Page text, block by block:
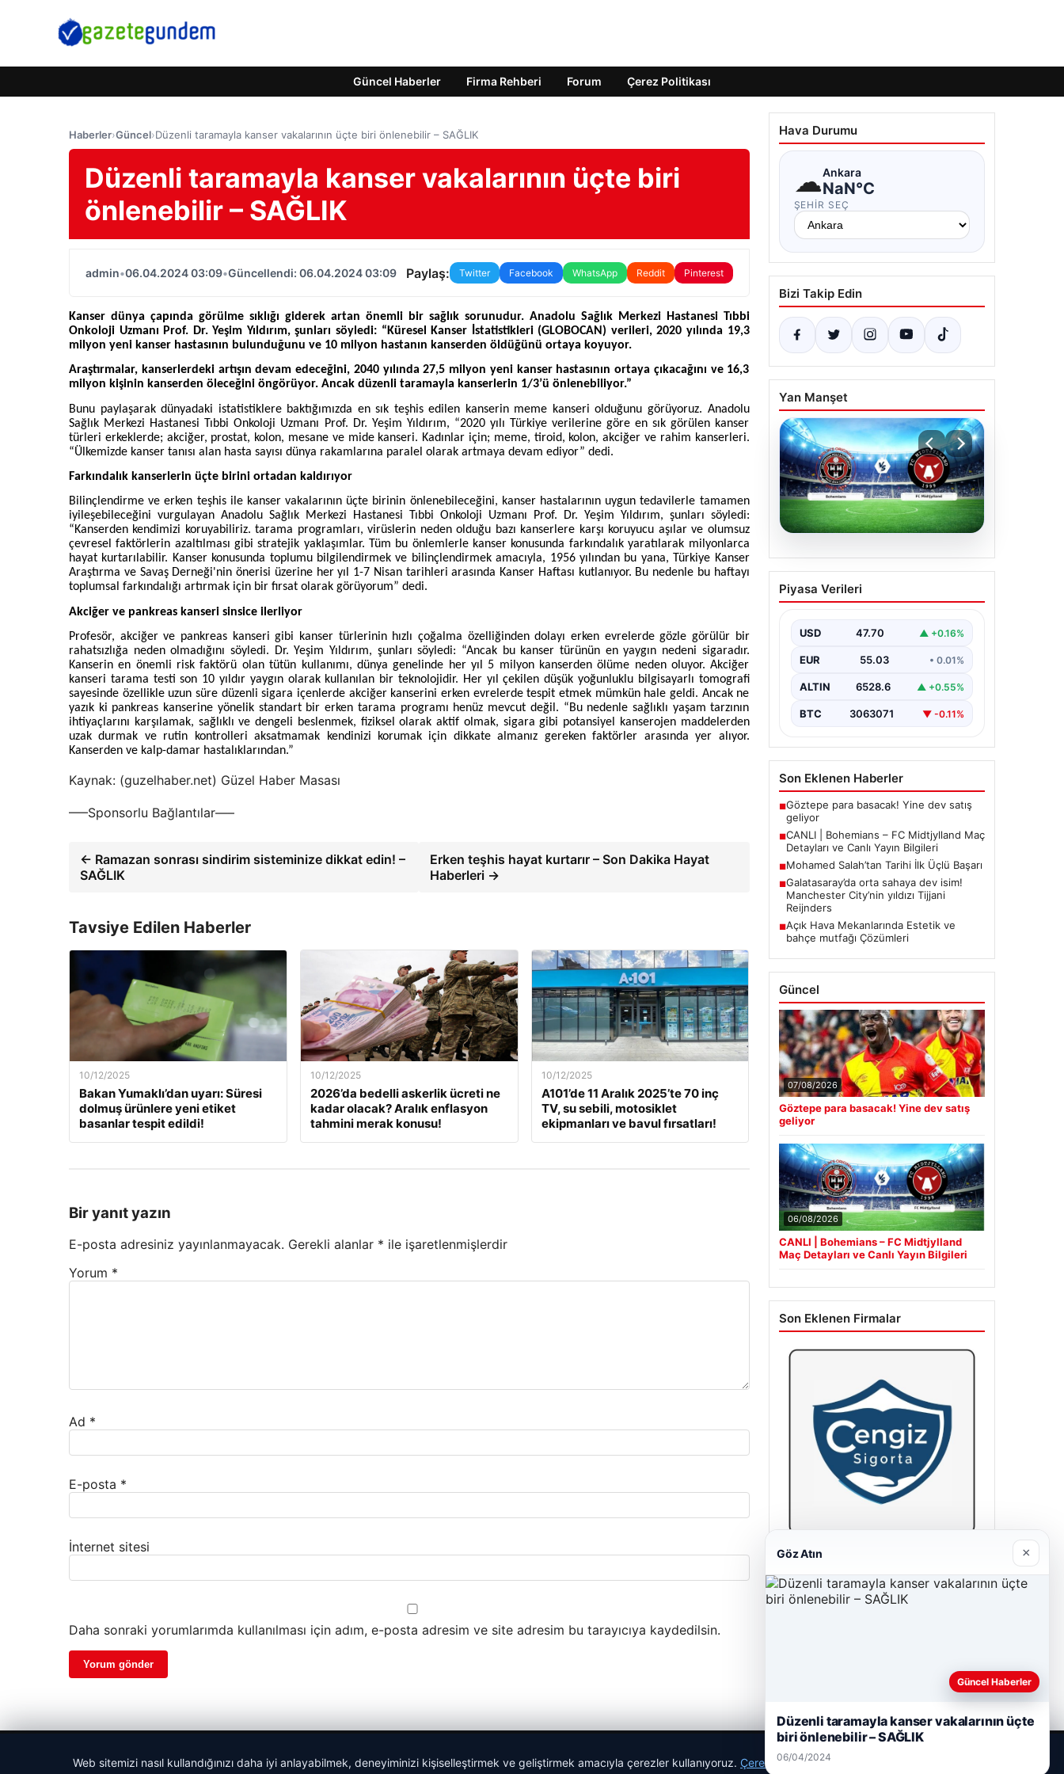
Güncel Haberler Firma Rehberi Forum Çerez Politikası
Haberler›Güncel›Düzenli taramayla kanser vakalarının üçte biri önlenebilir – SAĞLIK
Düzenli taramayla kanser vakalarının üçte biri
önlenebilir – SAĞLIK
admin•06.04.2024 03:09•Güncellendi: 06.04.2024 03:09 Paylaş: Twitter Facebook WhatsApp Reddit Pinterest
Kanser dünya çapında görülme sıklığı giderek artan önemli bir sağlık sorunudur. Anadolu Sağlık Merkezi Hastanesi Tıbbi
Onkoloji Uzmanı Prof. Dr. Yeşim Yıldırım, şunları söyledi: “Küresel Kanser İstatistikleri (GLOBOCAN) verileri, 2020 yılında 19,3
milyon yeni kanser hastasının bulunduğunu ve 10 milyon hastanın kanserden öldüğünü ortaya koyuyor.
Araştırmalar, kanserlerdeki artışın devam edeceğini, 2040 yılında 27,5 milyon yeni kanser hastasının ortaya çıkacağını ve 16,3
milyon kişinin kanserden öleceğini öngörüyor. Ancak düzenli taramayla kanserlerin 1/3’ü önlenebiliyor.”
Bunu paylaşarak dünyadaki istatistiklere baktığımızda en sık teşhis edilen kanserin meme kanseri olduğunu görüyoruz. Anadolu
Sağlık Merkezi Hastanesi Tıbbi Onkoloji Uzmanı Prof. Dr. Yeşim Yıldırım, “2020 yılı Türkiye verilerine göre en sık görülen kanser
türleri erkeklerde; akciğer, prostat, kolon, mesane ve mide kanseri. Kadınlar için; meme, tiroid, kolon, akciğer ve rahim kanserleri.
“Ülkemizde kanser tanısı alan hasta sayısı dünya rakamlarına paralel olarak artmaya devam ediyor” dedi.
Farkındalık kanserlerin üçte birini ortadan kaldırıyor
Bilinçlendirme ve erken teşhis ile kanser vakalarının üçte birinin önlenebileceğini, kanser hastalarının uygun tedavilerle tamamen
iyileşebileceğini vurgulayan Anadolu Sağlık Merkezi Hastanesi Tıbbi Onkoloji Uzmanı Prof. Dr. Yeşim Yıldırım, şunları söyledi:
“Kanserden kendimizi koruyabiliriz. tarama programları, virüslerin neden olduğu bazı kanserlere karşı koruyucu aşılar ve olumsuz
çevresel faktörlerin azaltılması gibi stratejik yaklaşımlar. Tüm bu önlemlerle kanser konusunda farkındalık yaratılarak milyonlarca
hayat kurtarılabilir. Kanser konusunda toplumu bilgilendirmek ve bilinçlendirmek amacıyla, 1956 yılından bu yana, Türkiye Kanser
Araştırma ve Savaş Derneği'nin önerisi üzerine her yıl 1-7 Nisan tarihleri ​​arasında Kanser Haftası kutlanıyor. Bu nedenle bu haftayı
toplumsal farkındalığı artırmak için bir fırsat olarak görüyorum” dedi.
Akciğer ve pankreas kanseri sinsice ilerliyor
Profesör, akciğer ve pankreas kanseri gibi kanser türlerinin hızlı çoğalma özelliğinden dolayı erken evrelerde gözle görülür bir
rahatsızlığa neden olmadığını söyledi. Dr. Yeşim Yıldırım, şunları söyledi: “Ancak bu kanser türünün en yaygın nedeni sigaradır.
Kanserin en önemli risk faktörü olan tütün kullanımı, dünya genelinde her yıl 5 milyon kanserden ölüme neden oluyor. Akciğer
kanseri tarama testi son 10 yıldır yaygın olarak kullanılan bir teknolojidir. Her yıl çekilen düşük yoğunluklu bilgisayarlı tomografi
sayesinde özellikle uzun süre düzenli sigara içenlerde akciğer kanserini erken evrelerde tespit etmek mümkün hale geldi. Ancak ne
yazık ki pankreas kanserine yönelik standart bir erken tarama programı henüz mevcut değil. “Bu nedenle sağlıklı yaşam tarzının
ihtiyaçlarını karşılamak, sağlıklı ve dengeli beslenmek, fiziksel olarak aktif olmak, sigara gibi potansiyel kanserojen maddelerden
uzak durmak ve rutin kontrolleri aksatmamak kendinizi korumak için dikkate almanız gereken faktörler arasında yer alıyor.
Kanserden ve kalp-damar hastalıklarından.”
Kaynak: (guzelhaber.net) Güzel Haber Masası
—–Sponsorlu Bağlantılar—–
← Ramazan sonrası sindirim sisteminize dikkat edin! –
SAĞLIK
Erken teşhis hayat kurtarır – Son Dakika Hayat
Haberleri →
Tavsiye Edilen Haberler
10/12/2025
Bakan Yumaklı’dan uyarı: Süresi
dolmuş ürünlere yeni etiket
basanlar tespit edildi!
10/12/2025
2026’da bedelli askerlik ücreti ne
kadar olacak? Aralık enflasyon
tahmini merak konusu!
10/12/2025
A101’de 11 Aralık 2025’te 70 inç
TV, su sebili, motosiklet
ekipmanları ve bavul fırsatları!
Bir yanıt yazın
E-posta adresiniz yayınlanmayacak. Gerekli alanlar * ile işaretlenmişlerdir
Yorum *
Ad *
E-posta *
İnternet sitesi
Daha sonraki yorumlarımda kullanılması için adım, e-posta adresim ve site adresim bu tarayıcıya kaydedilsin.
Hava Durumu
☁Ankara
NaN°C
ŞEHIR SEÇ
Bizi Takip Edin
Yan Manşet
06.08.2026
CANLI | Bohemians – FC
Midtjylland Maç
Bilgileri
İngilizce ve İrlanda futbolunun
heyecan dolu iki ekibi, 6 Ağustos
2026 tarihinde Dublin’deki
Dalymount…
Piyasa Verileri
USD 47.70 ▲ +0.16%
EUR 55.03 • 0.01%
ALTIN 6528.6 ▲ +0.55%
BTC 3063071 ▼ -0.11%
Son Eklenen Haberler
■Göztepe para basacak! Yine dev satış
geliyor
■CANLI | Bohemians – FC Midtjylland Maç
Detayları ve Canlı Yayın Bilgileri
■Mohamed Salah’tan Tarihi İlk Üçlü Başarı
■Galatasaray’da orta sahaya dev isim!
Manchester City’nin yıldızı Tijjani
Reijnders
■Açık Hava Mekanlarında Estetik ve
bahçe mutfağı Çözümleri
Güncel
07/08/2026
Göztepe para basacak! Yine dev satış
geliyor
06/08/2026
CANLI | Bohemians – FC Midtjylland
Maç Detayları ve Canlı Yayın Bilgileri
Son Eklenen Firmalar
Cengiz Sigorta
23/06/2026
Web sitemizi nasıl kullandığınızı daha iyi anlayabilmek, deneyiminizi kişiselleştirmek ve geliştirmek amacıyla çerezler kullanıyoruz. Çerez Politikamız
Göz Atın ×
Güncel Haberler
Düzenli taramayla kanser vakalarının üçte
biri önlenebilir – SAĞLIK
06/04/2024